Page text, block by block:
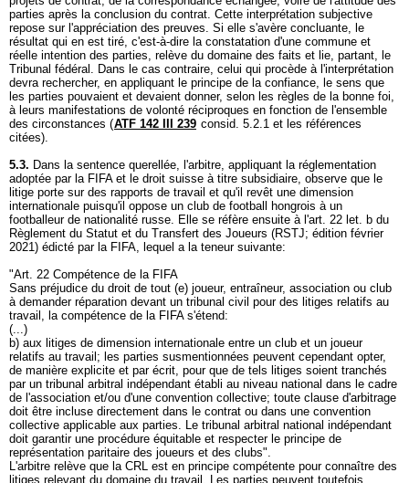
parties après la conclusion du contrat. Cette interprétation subjective
repose sur l'appréciation des preuves. Si elle s'avère concluante, le
résultat qui en est tiré, c'est-à-dire la constatation d'une commune et
réelle intention des parties, relève du domaine des faits et lie, partant, le
Tribunal fédéral. Dans le cas contraire, celui qui procède à l'interprétation
devra rechercher, en appliquant le principe de la confiance, le sens que
les parties pouvaient et devaient donner, selon les règles de la bonne foi,
à leurs manifestations de volonté réciproques en fonction de l'ensemble
des circonstances (ATF 142 III 239 consid. 5.2.1 et les références
citées).
5.3. Dans la sentence querellée, l'arbitre, appliquant la réglementation
adoptée par la FIFA et le droit suisse à titre subsidiaire, observe que le
litige porte sur des rapports de travail et qu'il revêt une dimension
internationale puisqu'il oppose un club de football hongrois à un
footballeur de nationalité russe. Elle se réfère ensuite à l'art. 22 let. b du
Règlement du Statut et du Transfert des Joueurs (RSTJ; édition février
2021) édicté par la FIFA, lequel a la teneur suivante:
"Art. 22 Compétence de la FIFA
Sans préjudice du droit de tout (e) joueur, entraîneur, association ou club
à demander réparation devant un tribunal civil pour des litiges relatifs au
travail, la compétence de la FIFA s'étend:
(...)
b) aux litiges de dimension internationale entre un club et un joueur
relatifs au travail; les parties susmentionnées peuvent cependant opter,
de manière explicite et par écrit, pour que de tels litiges soient tranchés
par un tribunal arbitral indépendant établi au niveau national dans le cadre
de l'association et/ou d'une convention collective; toute clause d'arbitrage
doit être incluse directement dans le contrat ou dans une convention
collective applicable aux parties. Le tribunal arbitral national indépendant
doit garantir une procédure équitable et respecter le principe de
représentation paritaire des joueurs et des clubs".
L'arbitre relève que la CRL est en principe compétente pour connaître des
litiges relevant du domaine du travail. Les parties peuvent toutefois